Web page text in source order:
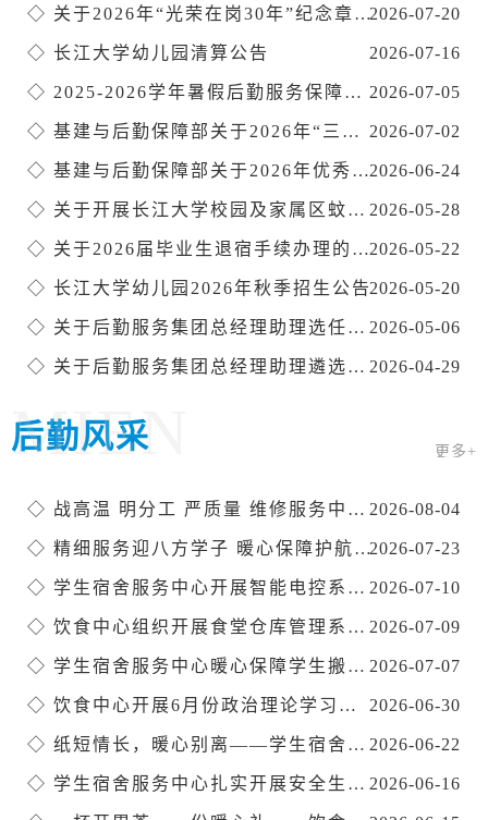
◇ 关于2026年“光荣在岗30年”纪念章拟推荐颁发人员的公示 2026-07-20
◇ 长江大学幼儿园清算公告 2026-07-16
◇ 2025-2026学年暑假后勤服务保障工作温馨提示 2026-07-05
◇ 基建与后勤保障部关于2026年“三育人”奖推荐对象的公示 2026-07-02
◇ 基建与后勤保障部关于2026年优秀教职工疗休养推荐人选的公示 2026-06-24
◇ 关于开展长江大学校园及家属区蚊虫定期消杀工作的通知 2026-05-28
◇ 关于2026届毕业生退宿手续办理的通知 2026-05-22
◇ 长江大学幼儿园2026年秋季招生公告2026-05-20
◇ 关于后勤服务集团总经理助理选任拟聘人员的公示 2026-05-06
◇ 关于后勤服务集团总经理助理遴选述职的通知 2026-04-29
后勤风采
MIEN 更多+
◇ 战高温 明分工 严质量 维修服务中心暑期全力攻坚维修改造项目 2026-08-04
◇ 精细服务迎八方学子 暖心保障护航全国赛事——学生宿舍服务中心圆满完成参赛师生住宿保障工作 2026-07-23
◇ 学生宿舍服务中心开展智能电控系统操作培训 2026-07-10
◇ 饮食中心组织开展食堂仓库管理系统操作技能与使用知识培训 2026-07-09
◇ 学生宿舍服务中心暖心保障学生搬迁工作 2026-07-07
◇ 饮食中心开展6月份政治理论学习暨暑期工作布置会 2026-06-30
◇ 纸短情长，暖心别离——学生宿舍服务中心毕业生离校主题活动 2026-06-22
◇ 学生宿舍服务中心扎实开展安全生产月活动 2026-06-16